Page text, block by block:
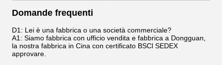
Domande frequenti
D1: Lei è una fabbrica o una società commerciale?
A1: Siamo fabbrica con ufficio vendita e fabbrica a Dongguan,
la nostra fabbrica in Cina con certificato BSCl SEDEX
approvare.